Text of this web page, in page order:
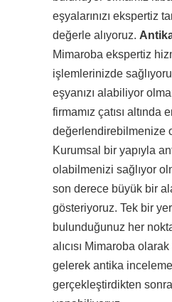
eşyalarınızı ekspertiz
değerle alıyoruz.
Mimaroba ekspertiz
işlemlerinizde
eşyanızı alabiliyor
firmamız çatısı altında
değerlendirebilmenize
Kurumsal bir yapıyla
olabilmenizi sağlıyor
son derece büyük bir
gösteriyoruz. Tek bir
bulunduğunuz her
alıcısı Mimaroba
gelerek antika
gerçekleştirdikten